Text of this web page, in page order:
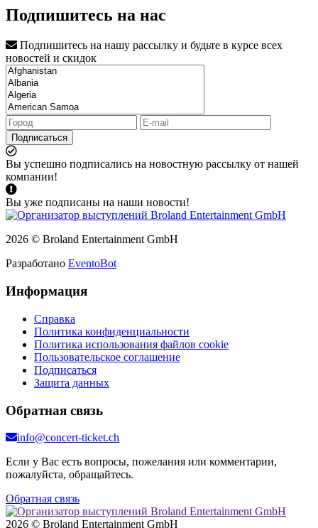
Подпишитесь на нас
Подпишитесь на нашу рассылку и будьте в курсе всех
новостей и скидок
Подписаться
Вы успешно подписались на новостную рассылку от нашей
компании!
Вы уже подписаны на наши новости!
2026 © Broland Entertainment GmbH
Разработано EventoBot
Информация
Справка
Политика конфиденциальности
Политика использования файлов cookie
Пользовательское соглашение
Подписаться
Защита данных
Обратная связь
info@concert-ticket.ch
Если у Вас есть вопросы, пожелания или комментарии,
пожалуйста, обращайтесь.
Обратная связь
2026 © Broland Entertainment GmbH